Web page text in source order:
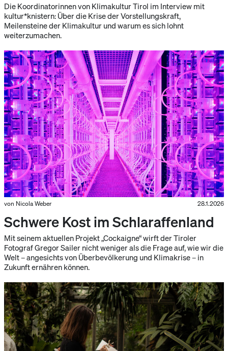
Die Koordinatorinnen von Klimakultur Tirol im Interview mit
kultur*knistern: Über die Krise der Vorstellungskraft,
Meilensteine der Klimakultur und warum es sich lohnt
weiterzumachen.
von Nicola Weber 28.1.2026
Schwere Kost im Schlaraffenland
Mit seinem aktuellen Projekt „Cockaigne“ wirft der Tiroler
Fotograf Gregor Sailer nicht weniger als die Frage auf, wie wir die
Welt – angesichts von Überbevölkerung und Klimakrise – in
Zukunft ernähren können.